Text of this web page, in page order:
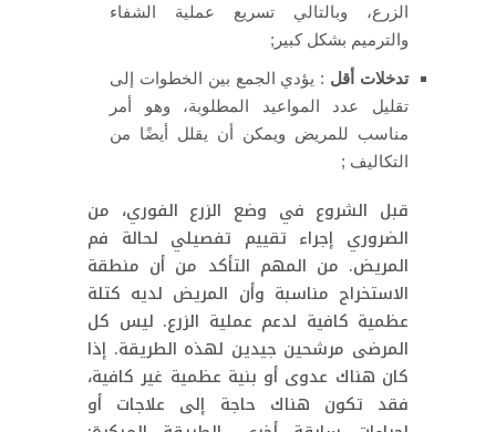
الزرع، وبالتالي تسريع عملية الشفاء
والترميم بشكل كبير;
تدخلات أقل : يؤدي الجمع بين الخطوات إلى
تقليل عدد المواعيد المطلوبة، وهو أمر
مناسب للمريض ويمكن أن يقلل أيضًا من
التكاليف ;
قبل الشروع في وضع الزرع الفوري، من
الضروري إجراء تقييم تفصيلي لحالة فم
المريض. من المهم التأكد من أن منطقة
الاستخراج مناسبة وأن المريض لديه كتلة
عظمية كافية لدعم عملية الزرع. ليس كل
المرضى مرشحين جيدين لهذه الطريقة. إذا
كان هناك عدوى أو بنية عظمية غير كافية،
فقد تكون هناك حاجة إلى علاجات أو